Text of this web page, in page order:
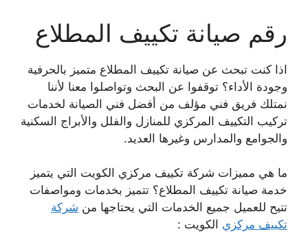
رقم صيانة تكييف المطلاع
اذا كنت تبحث عن صيانة تكييف المطلاع متميز بالحرفية
وجودة الأداء؟ توقفوا عن البحث وتواصلوا معنا لأننا
نمتلك فريق فني مؤلف من أفضل فني الصيانة لخدمات
تركيب التكييف المركزي للمنازل والفلل والأبراج السكنية
والجوامع والمدارس وغيرها العديد.
ما هي مميزات شركة تكييف مركزي الكويت التي يتميز
خدمة صيانة تكييف المطلاع؟ تتميز بخدمات ومواصفات
تتيح للعميل جميع الخدمات التي يحتاجها من شركة
تكييف مركزي الكويت :